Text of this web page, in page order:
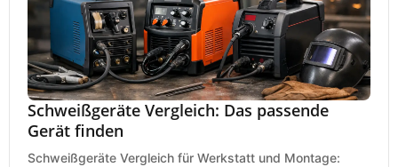
Schweißgeräte Vergleich: Das passende
Gerät finden
Schweißgeräte Vergleich für Werkstatt und Montage: